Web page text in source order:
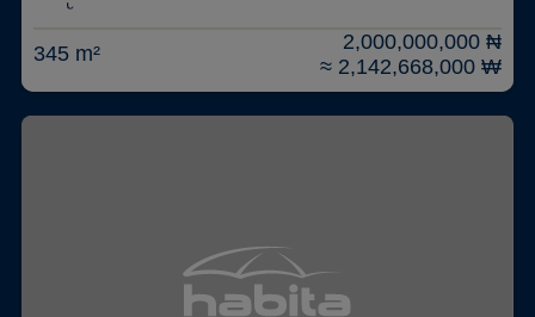
345 m²
2,000,000,000 ₦
≈ 2,142,668,000 ₩